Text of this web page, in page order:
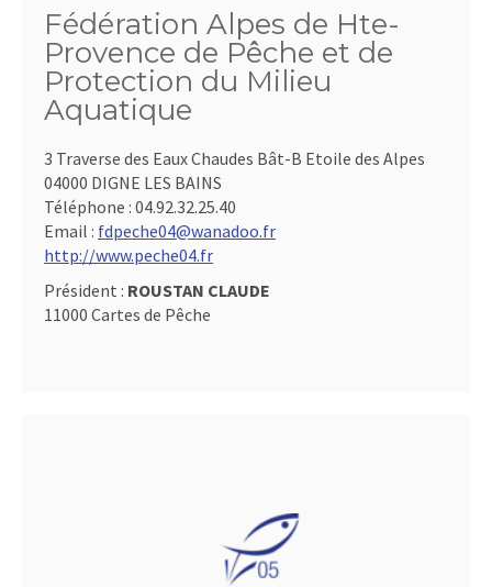
Fédération Alpes de Hte-
Provence de Pêche et de
Protection du Milieu
Aquatique
3 Traverse des Eaux Chaudes Bât-B Etoile des Alpes
04000 DIGNE LES BAINS
Téléphone : 04.92.32.25.40
Email : fdpeche04@wanadoo.fr
http://www.peche04.fr
Président : ROUSTAN CLAUDE
11000 Cartes de Pêche